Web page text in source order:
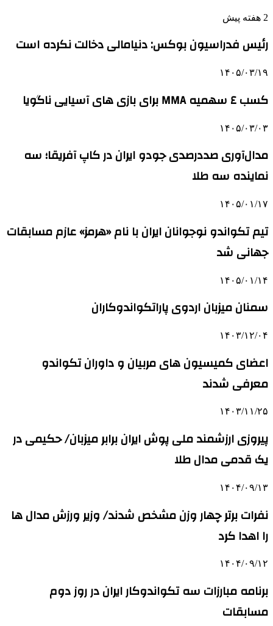
2 هفته پیش
رئیس فدراسیون بوکس: دنیامالی دخالت نکرده است
۱۴۰۵/۰۳/۱۹
کسب ٤ سهمیه MMA برای بازی های آسیایی ناگویا
۱۴۰۵/۰۳/۰۳
مدال‌آوری صددرصدی جودو ایران در کاپ آفریقا؛ سه
نماینده سه طلا
۱۴۰۵/۰۱/۱۷
تیم تکواندو نوجوانان ایران با نام «هرمز» عازم مسابقات
جهانی شد
۱۴۰۵/۰۱/۱۴
سمنان میزبان اردوی پاراتکواندوکاران
۱۴۰۳/۱۲/۰۴
اعضای کمیسیون های مربیان و داوران تکواندو
معرفی شدند
۱۴۰۳/۱۱/۲۵
پیروزی ارزشمند ملی پوش ایران برابر میزبان/ حکیمی در
یک قدمی مدال طلا
۱۴۰۴/۰۹/۱۳
نفرات برتر چهار وزن مشخص شدند/ وزیر ورزش مدال ها
را اهدا کرد
۱۴۰۴/۰۹/۱۲
برنامه مبارزات سه تکواندوکار ایران در روز دوم
مسابقات